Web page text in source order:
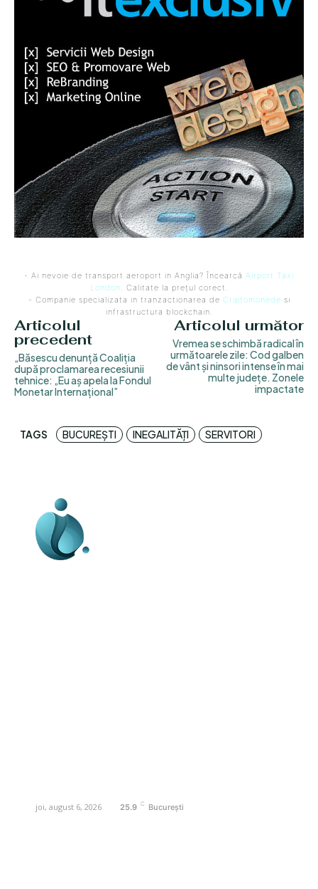
- Ai nevoie de transport aeroport in Anglia? Încearcă Airport Taxi
London. Calitate la prețul corect.
- Companie specializata in tranzactionarea de Criptomonede si
infrastructura blockchain.
Articolul
precedent
„Băsescu denunță Coaliția
după proclamarea recesiunii
tehnice: „Eu aș apela la Fondul
Monetar Internațional”
Articolul următor
Vremea se schimbă radical în
următoarele zile: Cod galben
de vânt și ninsori intense în mai
multe județe. Zonele
impactate
TAGS BUCUREȘTI INEGALITĂȚI SERVITORI
joi, august 6, 2026 25.9 C București